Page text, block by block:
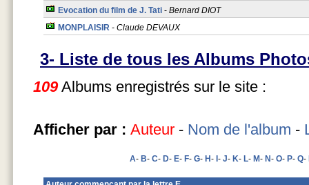
Evocation du film de J. Tati - Bernard DIOT
MONPLAISIR - Claude DEVAUX
3- Liste de tous les Albums
109Albums enregistrés sur le site :
Afficher par : Auteur - Nom de l'album -
A- B- C- D- E- F- G- H- - J- K- L- M- N- O- P- Q-